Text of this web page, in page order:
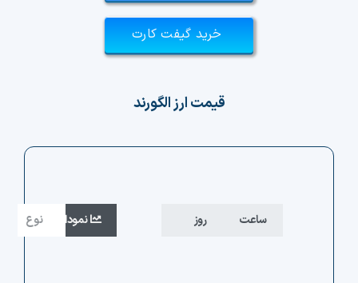
خرید گیفت کارت
قیمت ارز الگورند
نمایش ساعت روز ماه سالنوع نمودار